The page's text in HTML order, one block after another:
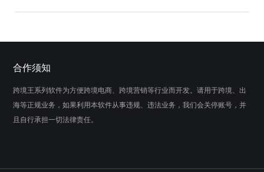
合作须知
跨境王系列软件为方便跨境电商、跨境营销等行业而开发。请用于跨境、出
海等正规业务，如果利用本软件从事违规、违法业务，我们会关停账号，并
且自行承担一切法律责任。